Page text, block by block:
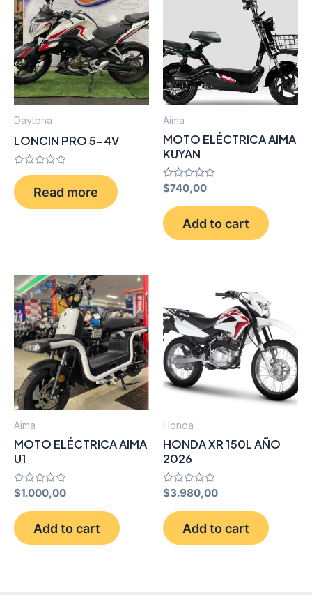
Daytona
LONCIN PRO 5-4V
Rated
0
out
of
Read more
Aima
MOTO ELÉCTRICA AIMA
KUYAN
Rated
0
out
of
5
$740,00
Add to cart
Aima
MOTO ELÉCTRICA AIMA
U1
Rated
0
out
of
5
$1.000,00
Add to cart
Honda
HONDA XR 150L AÑO
2026
Rated
0
out
of
5
$3.980,00
Add to cart